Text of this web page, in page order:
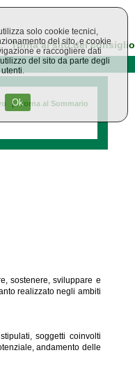
Torna al sito del consiglio
| Torna al Sommario
sostenere, sviluppare e
realizzato negli ambiti
soggetti coinvolti
andamento delle
solo cookie tecnici,
del sito, e cookie
e raccogliere dati
del sito da parte degli
utenti.
Ok